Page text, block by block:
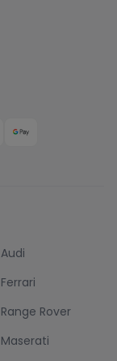
Audi
Ferrari
Range Rover
Maserati